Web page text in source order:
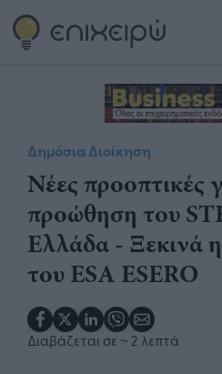
Δημόσια Διοίκηση
Νέες προοπτικές
προώθηση του
Ελλάδα - Ξεκινά
του ESA ESERO
Διαβάζεται σε ~ 2 λεπτά